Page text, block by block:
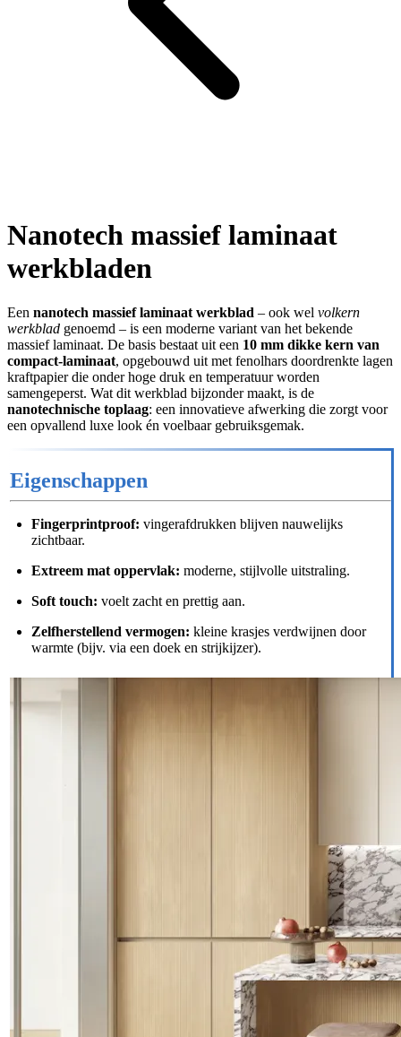
Nanotech massief laminaat
werkbladen
Een nanotech massief laminaat werkblad – ook wel volkern
werkblad genoemd – is een moderne variant van het bekende
massief laminaat. De basis bestaat uit een 10 mm dikke kern van
compact-laminaat, opgebouwd uit met fenolhars doordrenkte lagen
kraftpapier die onder hoge druk en temperatuur worden
samengeperst. Wat dit werkblad bijzonder maakt, is de
nanotechnische toplaag: een innovatieve afwerking die zorgt voor
een opvallend luxe look én voelbaar gebruiksgemak.
Eigenschappen
Fingerprintproof: vingerafdrukken blijven nauwelijks
zichtbaar.
Extreem mat oppervlak: moderne, stijlvolle uitstraling.
Soft touch: voelt zacht en prettig aan.
Zelfherstellend vermogen: kleine krasjes verdwijnen door
warmte (bijv. via een doek en strijkijzer).